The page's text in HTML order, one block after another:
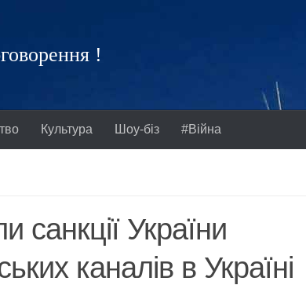
!
Культура Шоу-біз #Війна
України
каналів в Україні